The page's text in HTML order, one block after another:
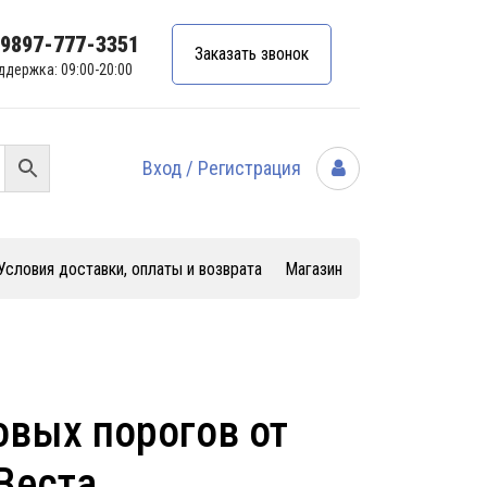
777-3351
09:00-20:00
Заказать звонок
Вход / Регистрация
доставки, оплаты и возврата Магазин
порогов от